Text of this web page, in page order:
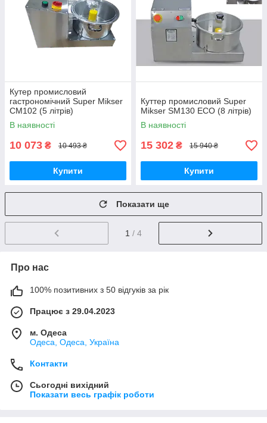
Кутер промисловий
гастрономічний Super Mikser
CM102 (5 літрів)
В наявності
10 073 ₴ 10 493 ₴
Купити
Куттер промисловий Super
Mikser SM130 ECO (8 літрів)
В наявності
15 302 ₴ 15 940 ₴
Купити
Показати ще
1 / 4
Про нас
100% позитивних з 50 відгуків за рік
Працює з 29.04.2023
м. Одеса
Одеса, Одеса, Україна
Контакти
Сьогодні вихідний
Показати весь графік роботи